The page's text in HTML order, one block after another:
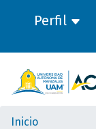
Perfil
Inicio